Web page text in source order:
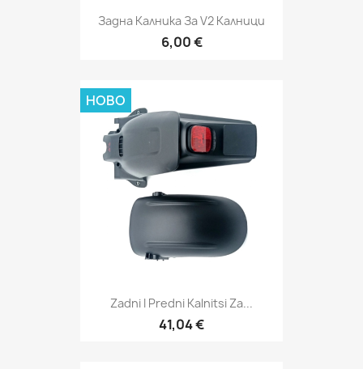
Задна Калника За V2 Калници
6,00 €
Zadni I Predni Kalnitsi Za...
41,04 €
НОВО